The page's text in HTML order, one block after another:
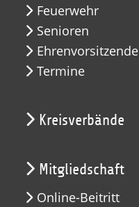
Feuerwehr
Senioren
Ehrenvorsitzende
Termine
Kreisverbände
Mitgliedschaft
Online-Beitritt